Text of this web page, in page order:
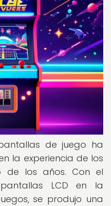
de juego ha
la experiencia de los
de los años. Con el
LCD en la
se produjo una